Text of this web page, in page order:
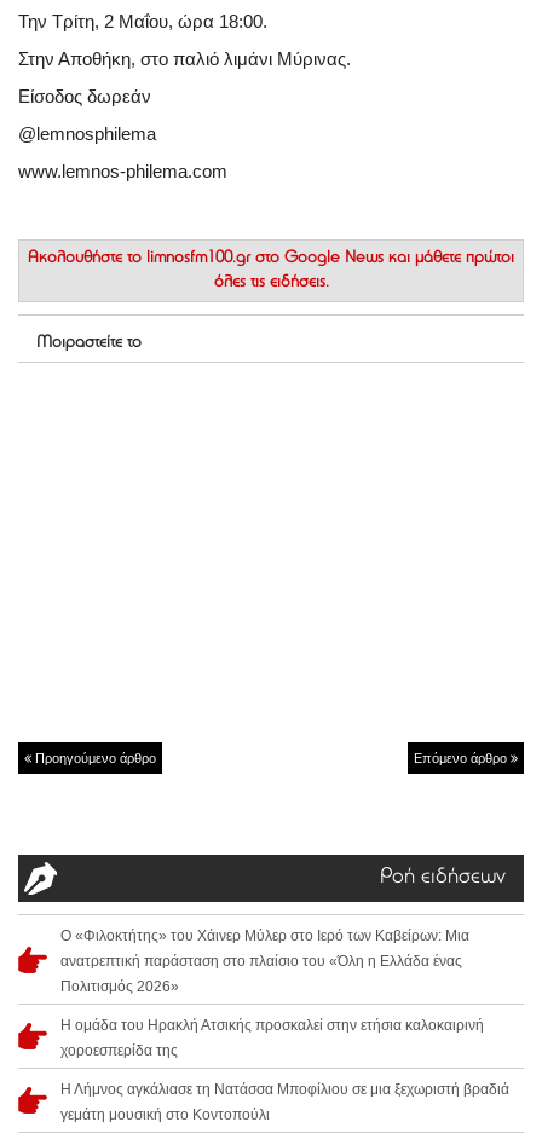
Την Τρίτη, 2 Μαΐου, ώρα 18:00.
Στην Αποθήκη, στο παλιό λιμάνι Μύρινας.
Είσοδος δωρεάν
@lemnosphilema
www.lemnos-philema.com
Ακολουθήστε το limnosfm100.gr στο Google News και μάθετε πρώτοι
όλες τις ειδήσεις.
Μοιραστείτε το
Προηγούμενο άρθρο Επόμενο άρθρο
Ροή ειδήσεων
Ο «Φιλοκτήτης» του Χάινερ Μύλερ στο Ιερό των Καβείρων: Μια
ανατρεπτική παράσταση στο πλαίσιο του «Όλη η Ελλάδα ένας
Πολιτισμός 2026»
Η ομάδα του Ηρακλή Ατσικής προσκαλεί στην ετήσια καλοκαιρινή
χοροεσπερίδα της
Η Λήμνος αγκάλιασε τη Νατάσσα Μποφίλιου σε μια ξεχωριστή βραδιά
γεμάτη μουσική στο Κοντοπούλι